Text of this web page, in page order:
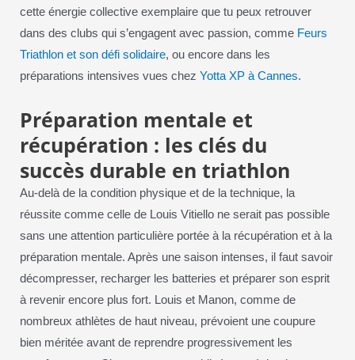
cette énergie collective exemplaire que tu peux retrouver
dans des clubs qui s’engagent avec passion, comme Feurs
Triathlon et son défi solidaire, ou encore dans les
préparations intensives vues chez Yotta XP à Cannes.
Préparation mentale et
récupération : les clés du
succès durable en triathlon
Au-delà de la condition physique et de la technique, la
réussite comme celle de Louis Vitiello ne serait pas possible
sans une attention particulière portée à la récupération et à la
préparation mentale. Après une saison intenses, il faut savoir
décompresser, recharger les batteries et préparer son esprit
à revenir encore plus fort. Louis et Manon, comme de
nombreux athlètes de haut niveau, prévoient une coupure
bien méritée avant de reprendre progressivement les